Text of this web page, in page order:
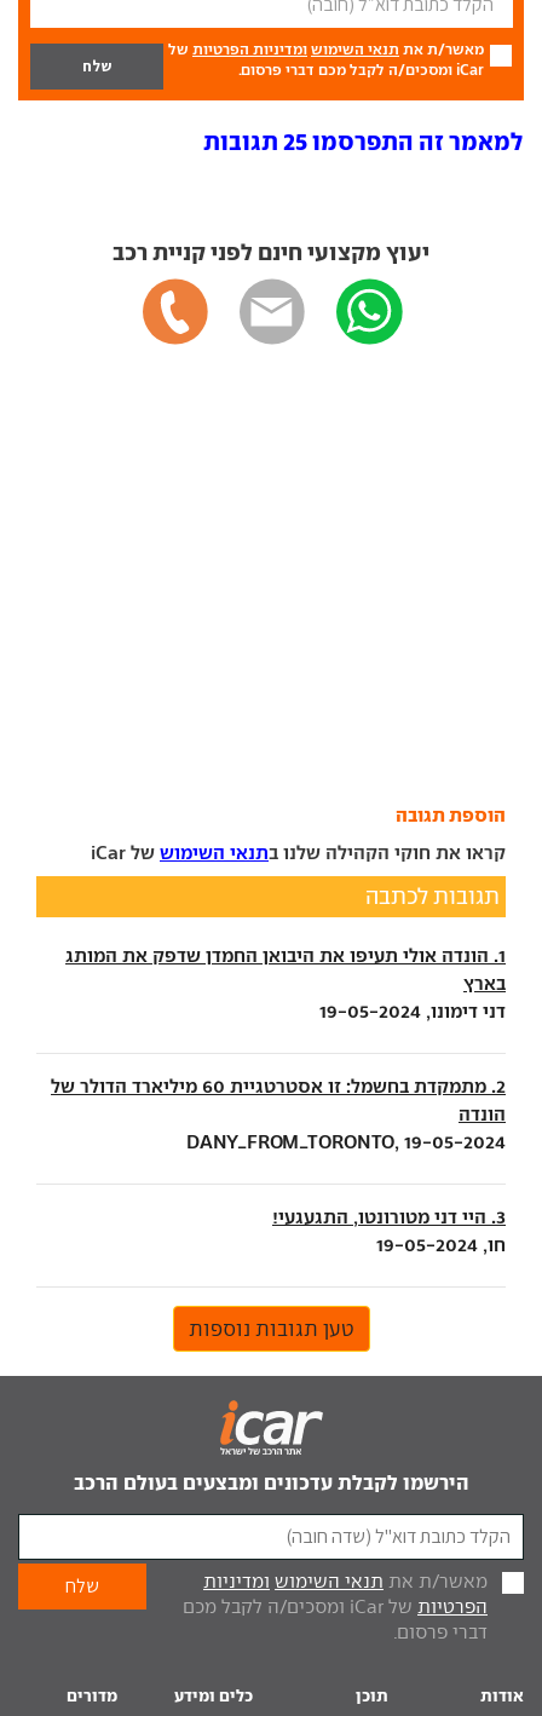
מאשר/ת את תנאי השימוש ומדיניות הפרטיות של
iCar ומסכים/ה לקבל מכם דברי פרסום.
למאמר זה התפרסמו 25 תגובות
יעוץ מקצועי חינם לפני קניית רכב
הוספת תגובה
קראו את חוקי הקהילה שלנו בתנאי השימוש של iCar
תגובות לכתבה
1. הונדה אולי תעיפו את היבואן החמדן שדפק את המותג
בארץ
דני דימונו, 19-05-2024
2. מתמקדת בחשמל: זו אסטרטגיית 60 מיליארד הדולר של
הונדה
DANY_FROM_TORONTO, 19-05-2024
3. היי דני מטורונטו, התגעגעי!
חו, 19-05-2024
טען תגובות נוספות
הירשמו לקבלת עדכונים ומבצעים בעולם הרכב
מאשר/ת את תנאי השימוש ומדיניות
הפרטיות
של iCar ומסכים/ה לקבל מכם
דברי פרסום.
אודות תוכן כלים ומידע מדורים